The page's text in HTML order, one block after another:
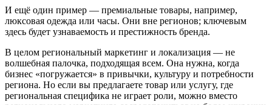
И ещё один пример — премиальные товары, например,
люксовая одежда или часы. Они вне регионов; ключевым
здесь будет узнаваемость и престижность бренда.
В целом региональный маркетинг и локализация — не
волшебная палочка, подходящая всем. Она нужна, когда
бизнес «погружается» в привычки, культуру и потребности
региона. Но если вы предлагаете товар или услугу, где
региональная специфика не играет роли, можно вместо